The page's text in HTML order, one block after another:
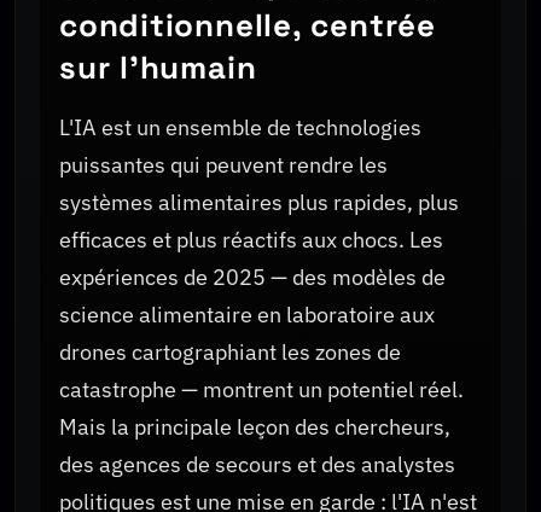
conditionnelle, centrée
sur l'humain
L'IA est un ensemble de technologies
puissantes qui peuvent rendre les
systèmes alimentaires plus rapides, plus
efficaces et plus réactifs aux chocs. Les
expériences de 2025 — des modèles de
science alimentaire en laboratoire aux
drones cartographiant les zones de
catastrophe — montrent un potentiel réel.
Mais la principale leçon des chercheurs,
des agences de secours et des analystes
politiques est une mise en garde : l'IA n'est